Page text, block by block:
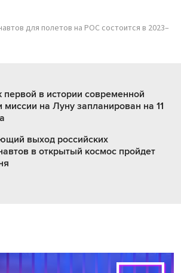
для полетов на РОС состоится в 2023–
первой в истории современной
миссии на Луну запланирован на 11
выход российских
в открытый космос пройдет